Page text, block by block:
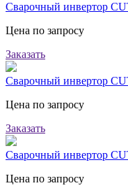
Сварочный инвертор
Цена по запросу
Заказать
Сварочный инвертор
Цена по запросу
Заказать
Сварочный инвертор
Цена по запросу